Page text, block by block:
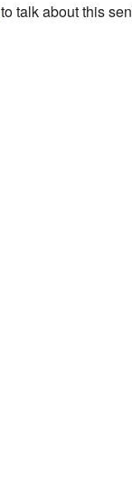
to talk about this